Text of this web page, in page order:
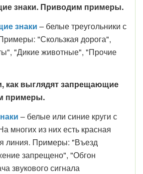
знаки. Приводим примеры.
знаки – белые треугольники с
"Скользкая дорога",
"Дикие животные", "Прочие
как выглядят запрещающие
примеры.
– белые или синие круги с
многих из них есть красная
линия. Примеры: "Въезд
запрещено", "Обгон
звукового сигнала